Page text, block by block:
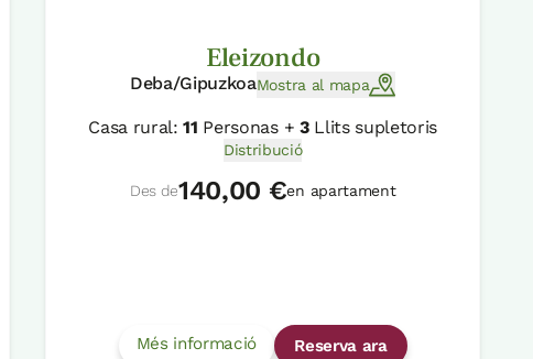
Eleizondo
Deba/GipuzkoaMostra al mapa
Casa rural:11 Personas + 3Llits supletoris
Distribució
Des de140,00 €en apartament
Més informació Reserva ara